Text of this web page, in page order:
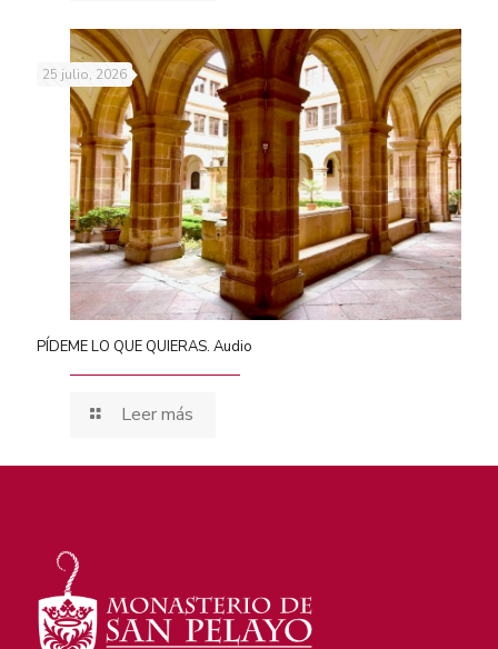
25 julio, 2026
PÍDEME LO QUE QUIERAS. Audio
Leer más